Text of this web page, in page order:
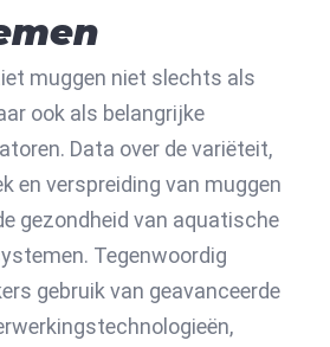
muggen niet slechts als
ook als belangrijke
Data over de variëteit,
en verspreiding van muggen
gezondheid van aquatische
Tegenwoordig
gebruik van geavanceerde